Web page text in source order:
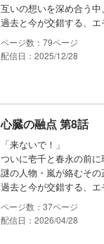
互いの想いを深め合う
過去と今が交錯する、
79
配信日：2025/12/28
心臓の融点 第8話
「来ないで！」
ついに壱千と春永の前に
謎の人物・嵐が絡むそ
過去と今が交錯する、
37
配信日：2026/04/28